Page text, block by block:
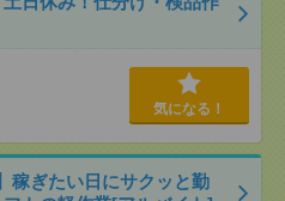
気になる！
稼ぎたい日にサクッと勤